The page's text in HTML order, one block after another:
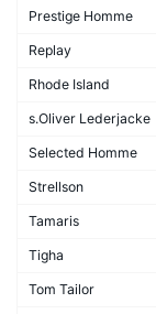
Prestige Homme
Replay
Rhode Island
s.Oliver Lederjacke
Selected Homme
Strellson
Tamaris
Tigha
Tom Tailor